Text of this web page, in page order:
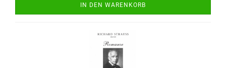
IN DEN WARENKORB